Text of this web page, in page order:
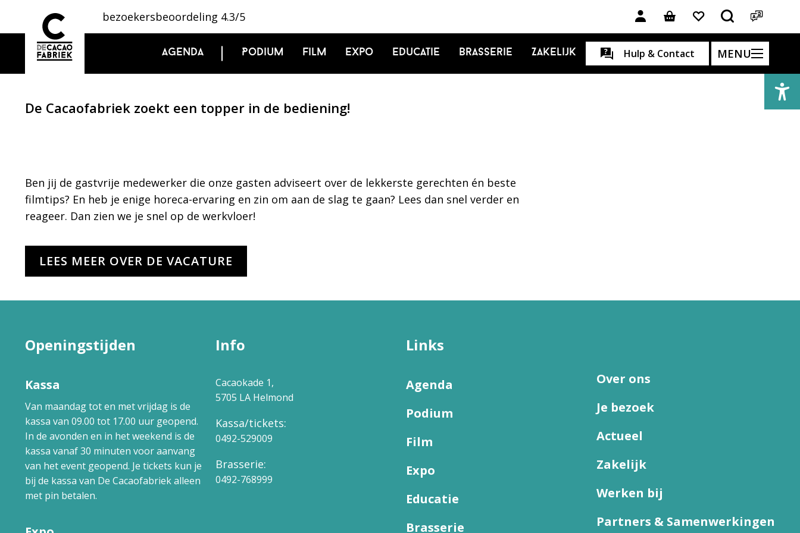
bezoekersbeoordeling 4.3/5
Agenda Podium Film Expo Educatie Brasserie Zakelijk Hulp & Contact MENU
De Cacaofabriek zoekt een topper in de bediening!
Ben jij de gastvrije medewerker die onze gasten adviseert over de lekkerste gerechten én beste
filmtips? En heb je enige horeca-ervaring en zin om aan de slag te gaan? Lees dan snel verder en
reageer. Dan zien we je snel op de werkvloer!
LEES MEER OVER DE VACATURE
Openingstijden
Kassa
Van maandag tot en met vrijdag is de
kassa van 09.00 tot 17.00 uur geopend.
In de avonden en in het weekend is de
kassa vanaf 30 minuten voor aanvang
van het event geopend. Je tickets kun je
bij de kassa van De Cacaofabriek alleen
met pin betalen.
Info
Cacaokade 1,
5705 LA Helmond
Kassa/tickets:
0492-529009
Brasserie:
0492-768999
Links
Agenda
Podium
Film
Expo
Educatie
Brasserie
Over ons
Je bezoek
Actueel
Zakelijk
Werken bij
Partners & Samenwerkingen